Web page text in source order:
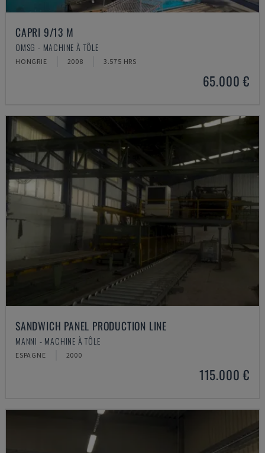
CAPRI 9/13 M
OMSG - MACHINE À TÔLE
HONGRIE 2008 3.575 HRS
65.000 €
SANDWICH PANEL PRODUCTION LINE
MANNI - MACHINE À TÔLE
ESPAGNE 2000
115.000 €